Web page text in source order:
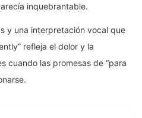
inquebrantable.
y una interpretación vocal que
refleja el dolor y la
cuando las promesas de “para